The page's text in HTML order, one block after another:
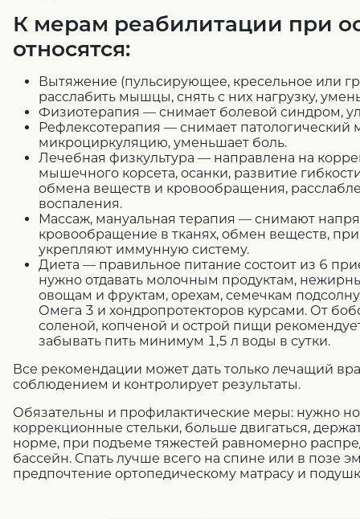
К мерам реабилитации при
относятся:
Вытяжение (пульсирующее, кресельное или
расслабить мышцы, снять с них нагрузку,
Физиотерапия — снимает болевой синдром,
Рефлексотерапия — снимает патологический
микроциркуляцию, уменьшает боль.
Лечебная физкультура — направлена на
мышечного корсета, осанки, развитие
обмена веществ и кровообращения,
воспаления.
Массаж, мануальная терапия — снимают
кровообращение в тканях, обмен веществ,
укрепляют иммунную систему.
Диета — правильное питание состоит из 6
нужно отдавать молочным продуктам,
овощам и фруктам, орехам, семечкам
Омега 3 и хондропротекторов курсами. От
соленой, копченой и острой пищи
забывать пить минимум 1,5 л воды в сутки.
Все рекомендации может дать только лечащий
соблюдением и контролирует результаты.
Обязательны и профилактические меры: нужно
коррекционные стельки, больше двигаться,
норме, при подъеме тяжестей равномерно
бассейн. Спать лучше всего на спине или в позе
предпочтение ортопедическому матрасу и